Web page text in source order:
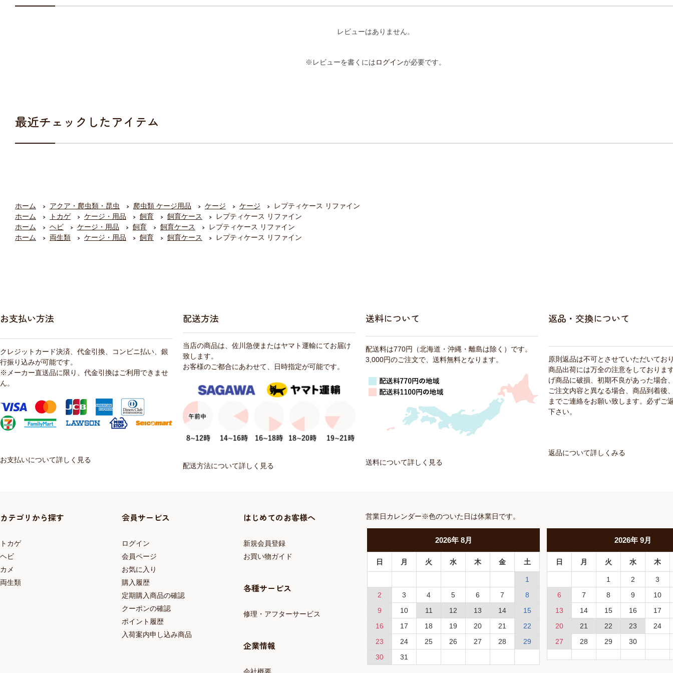
レビューはありません。
※レビューを書くにはログインが必要です。
最近チェックしたアイテム
ホーム アクア・爬虫類・昆虫 爬虫類 ケージ用品 ケージ ケージ
レプティケース リファイン
ホーム
トカゲ ケージ・用品 飼育 飼育ケース
レプティケース リファイン
ホーム
ヘビ ケージ・用品 飼育 飼育ケース
レプティケース リファイン
ホーム
両生類 ケージ・用品 飼育 飼育ケース レプティケース リファイン
お支払い方法
クレジットカード決済、代金引換、コンビニ払い、銀
行振り込みが可能です。
※メーカー直送品に限り、代金引換はご利用できませ
ん。
お支払いについて詳しく見る
配送方法
当店の商品は、佐川急便またはヤマト運輸にてお届け
致します。
お客様のご都合にあわせて、日時指定が可能です。
配送方法について詳しく見る
送料について
配送料は770円（北海道・沖縄・離島は除く）です。
3,000円のご注文で、送料無料となります。
送料について詳しく見る
返品・交換について
原則返品は不可とさせていただいてお
商品出荷には万全の注意をしておりま
げ商品に破損、初期不良があった場合
ご注文内容と異なる場合、商品到着後
までご連絡をお願い致します。必ずご
下さい。
返品について詳しくみる
カテゴリから探す
トカゲ
ヘビ
カメ
両生類
会員サービス
ログイン
会員ページ
お気に入り
購入履歴
定期購入商品の確認
クーポンの確認
ポイント履歴
入荷案内申し込み商品
はじめてのお客様へ
新規会員登録
お買い物ガイド
各種サービス
修理・アフターサービス
企業情報
営業日カレンダー※色のついた日は休業日です。
2026年 8月
日 月 火 水 木 金 土
1
2
3 4 5 6 7
8
9
10 11 12 13 14
15
16
17 18 19 20 21
22
23
24 25 26 27 28
29
30
31
2026年9月
日 月 火 水 木
1 2
3
6
7 8 9
10
13
14 15 16
17
20
21 22 23
24
27
28 29 30